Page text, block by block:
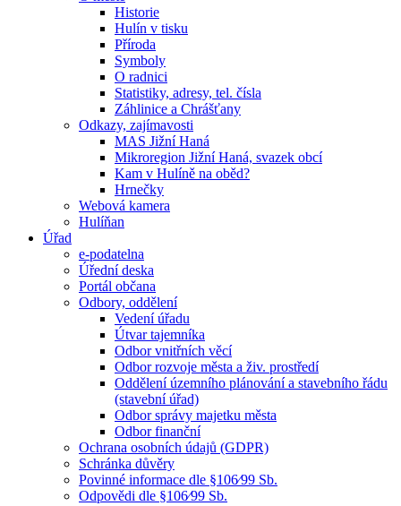
Historie
Hulín v tisku
Příroda
Symboly
O radnici
Statistiky, adresy, tel. čísla
Záhlinice a Chrášťany
Odkazy, zajímavosti
MAS Jižní Haná
Mikroregion Jižní Haná, svazek obcí
Kam v Hulíně na oběd?
Hrnečky
Webová kamera
Hulíňan
Úřad
e-podatelna
Úřední deska
Portál občana
Odbory, oddělení
Vedení úřadu
Útvar tajemníka
Odbor vnitřních věcí
Odbor rozvoje města a živ. prostředí
Oddělení územního plánování a stavebního řádu
(stavební úřad)
Odbor správy majetku města
Odbor finanční
Ochrana osobních údajů (GDPR)
Schránka důvěry
Povinné informace dle §106⁄99 Sb.
Odpovědi dle §106⁄99 Sb.